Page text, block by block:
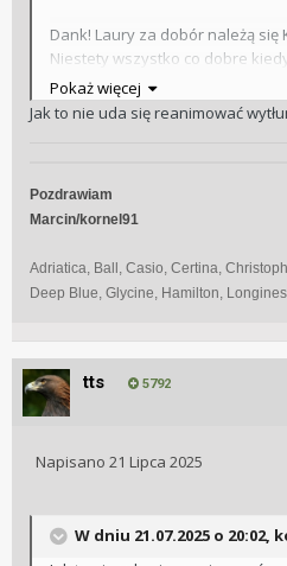
Dank! Laury za dobór należą się
Niestety wszystko co dobre
tym sezonie, jak nie uda się go
wymienić, a jak wiadomo
Pokaż więcej
Jak to nie uda się reanimować
Pozdrawiam
Marcin/kornel91
Adriatica, Ball, Casio, Certina,
Deep Blue, Glycine, Hamilton,
tts 5792
Napisano 21 Lipca 2025
W dniu 21.07.2025 o 20:02,